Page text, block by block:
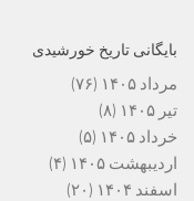
بایگانی تاریخ خورشیدی
مرداد ۱۴۰۵
(۷۶)
تیر ۱۴۰۵
(۸)
خرداد ۱۴۰۵
(۵)
اردیبهشت ۱۴۰۵
(۴)
اسفند ۱۴۰۴
(۲۰)